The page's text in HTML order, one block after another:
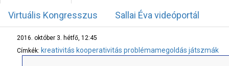
Virtuális Kongresszus Sallai Éva videóportál
2016. október 3. hétfő, 12:45
Címkék: kreativitás kooperativitás problémamegoldás játszmák